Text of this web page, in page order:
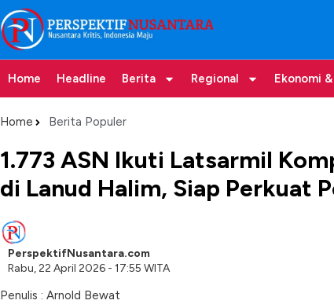
Home Headline Berita Regional Ekonomi
Home Berita Populer
1.773 ASN Ikuti Latsarmil
di Lanud Halim, Siap Perkuat
PerspektifNusantara.com
Rabu, 22 April 2026 - 17:55 WITA
Penulis : Arnold Bewat